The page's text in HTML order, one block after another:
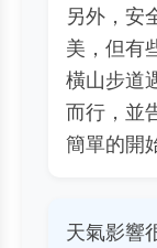
另外，安
美，但有
橫山步道
而行，並
簡單的開
天氣影響